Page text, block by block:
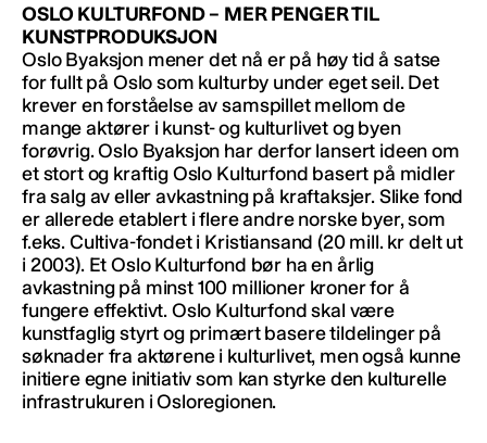
OSLO KULTURFOND – MER PENGER TIL
KUNSTPRODUKSJON
Oslo Byaksjon mener det nå er på høy tid å satse
for fullt på Oslo som kulturby under eget seil. Det
krever en forståelse av samspillet mellom de
mange aktører i kunst- og kulturlivet og byen
forøvrig. Oslo Byaksjon har derfor lansert ideen om
et stort og kraftig Oslo Kulturfond basert på midler
fra salg av eller avkastning på kraftaksjer. Slike fond
er allerede etablert i flere andre norske byer, som
f.eks. Cultiva-fondet i Kristiansand (20 mill. kr delt ut
i 2003). Et Oslo Kulturfond bør ha en årlig
avkastning på minst 100 millioner kroner for å
fungere effektivt. Oslo Kulturfond skal være
kunstfaglig styrt og primært basere tildelinger på
søknader fra aktørene i kulturlivet, men også kunne
initiere egne initiativ som kan styrke den kulturelle
infrastrukuren i Osloregionen.